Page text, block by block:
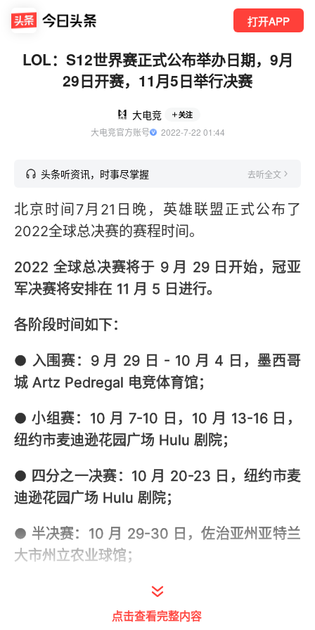
打开APP
LOL：S12世界赛正式公布举办日期，9月
29日开赛，11月5日举行决赛
大电竞 关注
大电竞官方账号
  2022-7-22 01:44
头条听资讯，时事尽掌握 去听全文
北京时间7月21日晚，英雄联盟正式公布了
2022全球总决赛的赛程时间。
2022 全球总决赛将于 9 月 29 日开始，冠亚
军决赛将安排在 11 月 5 日进行。
各阶段时间如下：
● 入围赛：9 月 29 日 - 10 月 4 日，墨西哥
城 Artz Pedregal 电竞体育馆；
● 小组赛：10 月 7-10 日，10 月 13-16 日，
纽约市麦迪逊花园广场 Hulu 剧院；
● 四分之一决赛：10 月 20-23 日，纽约市麦
迪逊花园广场 Hulu 剧院；
● 半决赛：10 月 29-30 日，佐治亚州亚特兰
大市州立农业球馆；
● 决赛：11 月 5 日，加利福尼亚州旧金山市
点击查看完整内容